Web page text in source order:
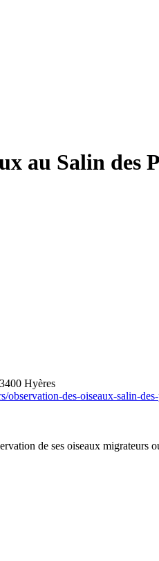
au Salin des
Hyères
des-oiseaux-salin-
de ses oiseaux migrateurs